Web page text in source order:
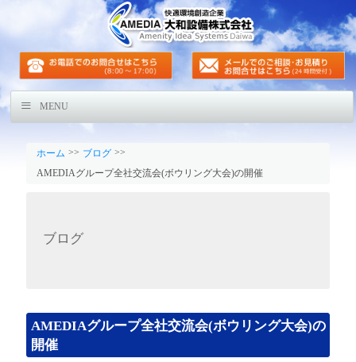
MENU
ホーム >> ブログ >>
AMEDIAグループ全社交流会(ボウリング大会)の開催
ブログ
AMEDIAグループ全社交流会(ボウリング大会)の
開催